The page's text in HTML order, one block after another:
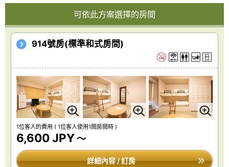
可依此方案選擇的房間
914號房(標準和式房間)
1位客人的費用 ( 1位客人使用1間房間時 )
6,600 JPY～
詳細內容 / 訂房